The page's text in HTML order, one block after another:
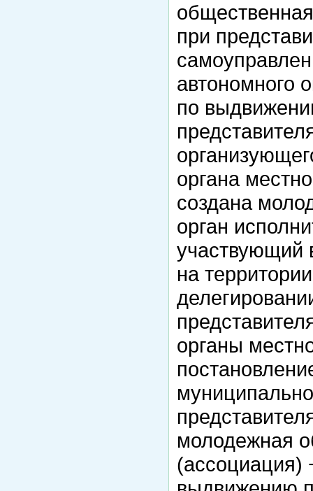
при
автономного
по
органа
создана
орган
участвующий
на
органы
молодежная
(ассоциация)